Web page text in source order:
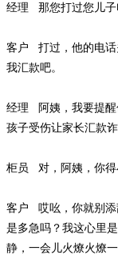
经理 那您打过您儿子
客户
打过，他的电
我汇款吧。
经理
阿姨，我要提
孩子受伤让家长汇款
柜员 对，阿姨，你得
客户
哎吆，你就别
是多急吗？我这心里
静，一会儿火燎火燎